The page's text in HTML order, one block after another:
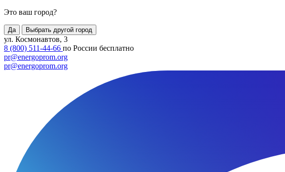
Это ваш город?
Да Выбрать другой город
ул. Космонавтов, 3
8 (800) 511-44-66 по России бесплатно
pr@energoprom.org
pr@energoprom.org